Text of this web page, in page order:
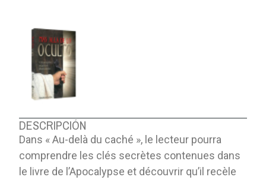
DESCRIPCIÓN
Dans « Au-delà du caché », le lecteur pourra
comprendre les clés secrètes contenues dans
le livre de l’Apocalypse et découvrir qu’il recèle